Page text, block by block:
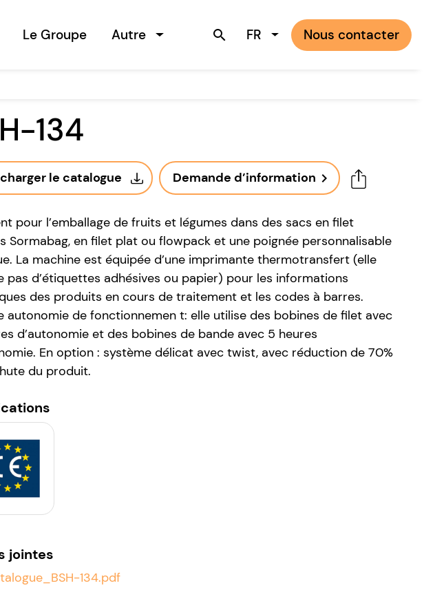
Le Groupe Autre search FR Nous contacter
134
le catalogue Demande d’information navigate_next
pour l’emballage de fruits et légumes dans des sacs en filet
Sormabag, en filet plat ou flowpack et une poignée personnalisable
La machine est équipée d’une imprimante thermotransfert (elle
pas d’étiquettes adhésives ou papier) pour les informations
des produits en cours de traitement et les codes à barres.
autonomie de fonctionnemen t: elle utilise des bobines de filet avec
d’autonomie et des bobines de bande avec 5 heures
En option : système délicat avec twist, avec réduction de 70%
du produit.
jointes
134.pdf